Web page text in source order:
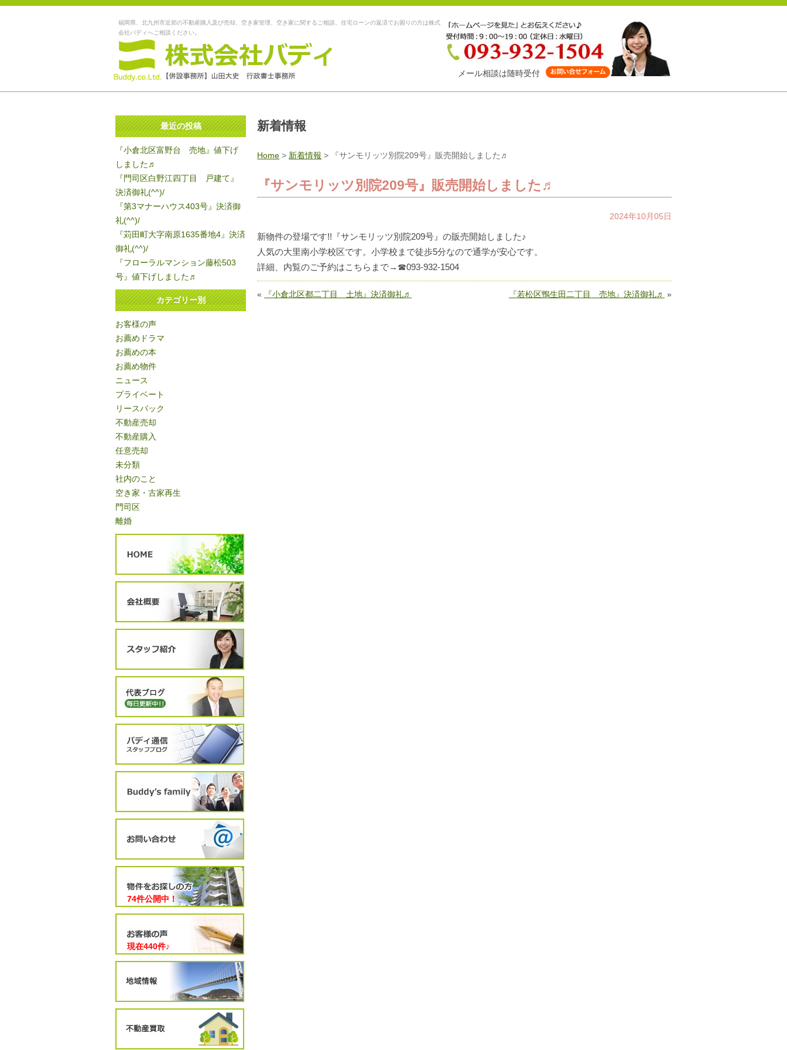
福岡県、北九州市近郊の不動産購入及び売却、空き家管理、空き家に関するご相談、住宅ローンの返済でお困りの方は株式
会社バディへご相談ください。
メール相談は随時受付
新着情報
Home > 新着情報 > 『サンモリッツ別院209号』販売開始しました♬
『サンモリッツ別院209号』販売開始しました♬
2024年10月05日
新物件の登場です!!『サンモリッツ別院209号』の販売開始しました♪
人気の大里南小学校区です。小学校まで徒歩5分なので通学が安心です。
詳細、内覧のご予約はこちらまで→☎093-932-1504
« 『小倉北区都二丁目 土地』決済御礼♬ 『若松区鴨生田二丁目 売地』決済御礼♬ »
最近の投稿
『小倉北区富野台 売地』値下げ
しました♬
『門司区白野江四丁目 戸建て』
決済御礼(^^)/
『第3マナーハウス403号』決済御
礼(^^)/
『苅田町大字南原1635番地4』決済
御礼(^^)/
『フローラルマンション藤松503
号』値下げしました♬
カテゴリー別
お客様の声
お薦めドラマ
お薦めの本
お薦め物件
ニュース
プライベート
リースバック
不動産売却
不動産購入
任意売却
未分類
社内のこと
空き家・古家再生
門司区
離婚
74件公開中！
現在440件♪